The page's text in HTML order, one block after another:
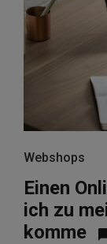
Webshops
Einen
ich zu
komme